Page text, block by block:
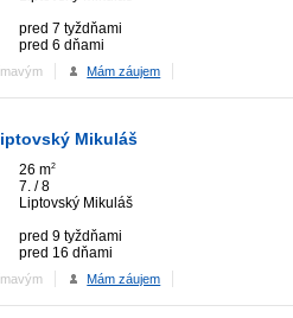
pred 7 tyždňami
pred 6 dňami
Mám záujem
Mikuláš
26 m2
7. / 8
Liptovský Mikuláš
pred 9 tyždňami
pred 16 dňami
Mám záujem